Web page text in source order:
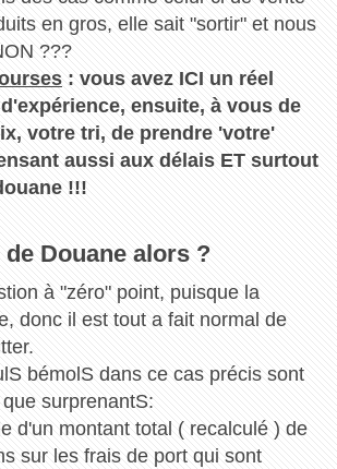
en gros, elle sait "sortir" et nous
???
: vous avez ICI un réel
ensuite, à vous de
votre tri, de prendre 'votre'
aussi aux délais ET surtout
!!!
Douane alors ?
à "zéro" point, puisque la
donc il est tout a fait normal de
bémolS dans ce cas précis sont
surprenantS:
d'un montant total ( recalculé ) de
sur les frais de port qui sont